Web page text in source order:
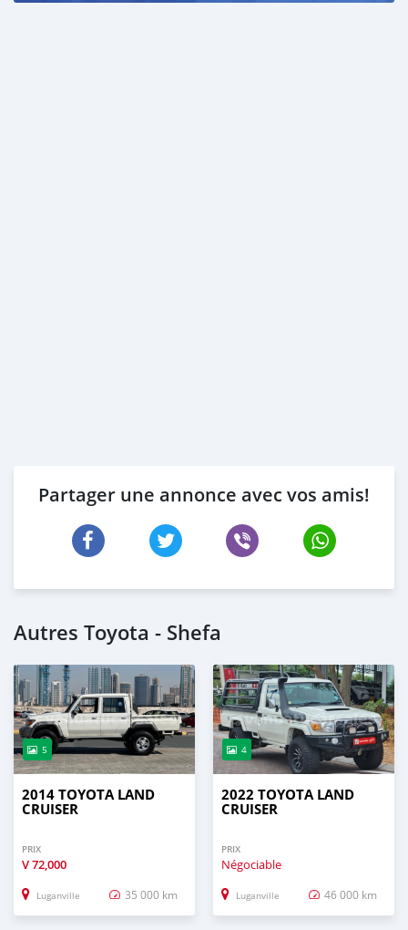
Partager une annonce avec vos amis!
Autres Toyota - Shefa
5
2014 TOYOTA LAND
CRUISER
PRIX
V72,000
Luganville 35 000 km
4
2022 TOYOTA LAND
CRUISER
PRIX
Négociable
Luganville 46 000 km